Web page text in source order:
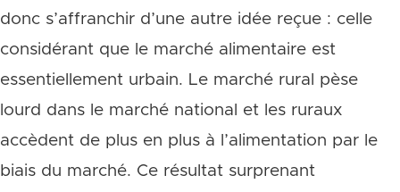
donc s’affranchir d’une autre idée reçue : celle
considérant que le marché alimentaire est
essentiellement urbain. Le marché rural pèse
lourd dans le marché national et les ruraux
accèdent de plus en plus à l’alimentation par le
biais du marché. Ce résultat surprenant